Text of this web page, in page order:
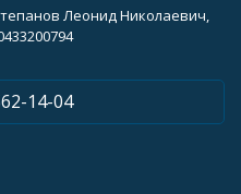
Леонид Николаевич,
14-04